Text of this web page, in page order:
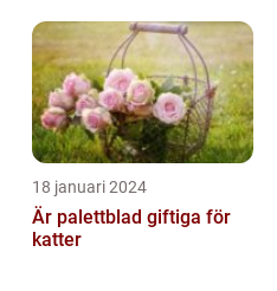
18 januari 2024
Är palettblad giftiga för
katter